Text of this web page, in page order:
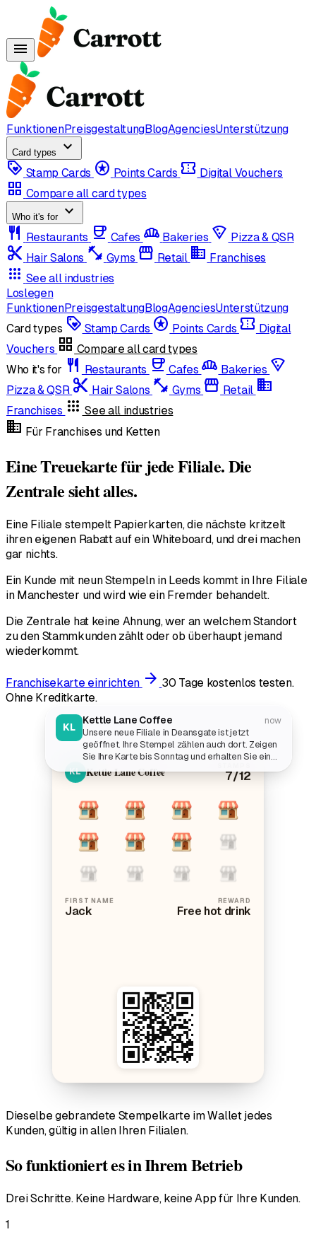
menu
FunktionenPreisgestaltungBlogAgenciesUnterstützung
Card types
expand_more
loyalty Stamp Cards stars Points Cards confirmation_number Digital Vouchers
grid_view Compare all card types
Who it's for expand_more
restaurant Restaurants coffee Cafes bakery_dining Bakeries local_pizza Pizza & QSR
content_cut Hair Salons fitness_center Gyms storefront Retail domain Franchises
apps See all industries
Loslegen
FunktionenPreisgestaltungBlogAgenciesUnterstützung
Card types loyalty Stamp Cards stars Points Cards confirmation_number Digital
Vouchers grid_view Compare all card types
Who it's for restaurant Restaurants coffee Cafes bakery_dining Bakeries local_pizza
Pizza & QSR content_cut Hair Salons fitness_center Gyms storefront Retail domain
Franchises apps See all industries
domain Für Franchises und Ketten
Eine Treuekarte für jede Filiale. Die
Zentrale sieht alles.
Eine Filiale stempelt Papierkarten, die nächste kritzelt
ihren eigenen Rabatt auf ein Whiteboard, und drei machen
gar nichts.
Ein Kunde mit neun Stempeln in Leeds kommt in Ihre Filiale
in Manchester und wird wie ein Fremder behandelt.
Die Zentrale hat keine Ahnung, wer an welchem Standort
zu den Stammkunden zählt oder ob überhaupt jemand
wiederkommt.
Franchisekarte einrichten arrow_forward 30 Tage kostenlos testen.
Ohne Kreditkarte.
KL
Kettle Lane Coffee now
Unsere neue Filiale in Deansgate ist jetzt
geöffnet. Ihre Stempel zählen auch dort. Zeigen
Sie Ihre Karte bis Sonntag und erhalten Sie einen
KL Kettle Lane Coffee 7/12
FIRST NAME
Jack
REWARD
Free hot drink
Dieselbe gebrandete Stempelkarte im Wallet jedes
Kunden, gültig in allen Ihren Filialen.
So funktioniert es in Ihrem Betrieb
Drei Schritte. Keine Hardware, keine App für Ihre Kunden.
1